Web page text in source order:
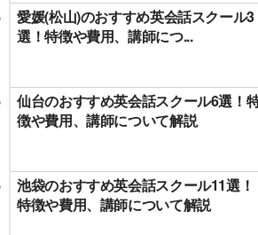
愛媛(松山)のおすすめ英会話スクール3
選！特徴や費用、講師につ...
仙台のおすすめ英会話スクール6選！
徴や費用、講師について解説
池袋のおすすめ英会話スクール11選！
特徴や費用、講師について解説